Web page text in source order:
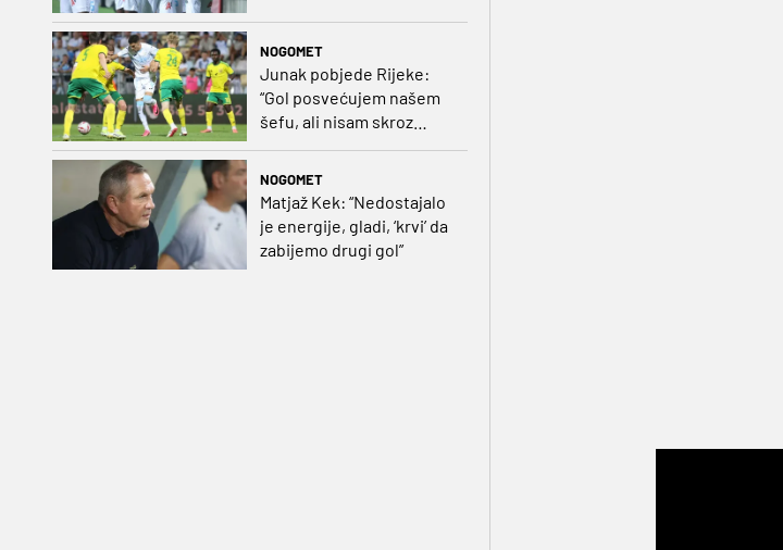
NOGOMET
Junak pobjede Rijeke:
“Gol posvećujem našem
šefu, ali nisam skroz
razlike”
NOGOMET
Matjaž Kek: “Nedostajalo
je energije, gladi, ‘krvi’ da
zabijemo drugi gol”